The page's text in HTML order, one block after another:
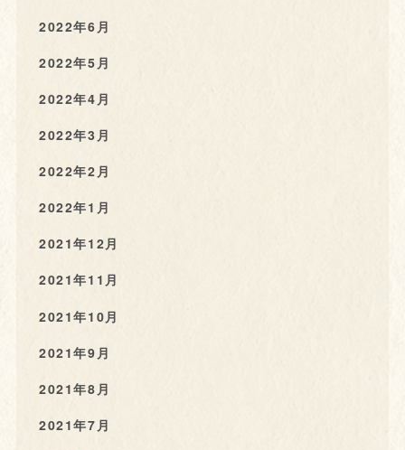
2022年6月
2022年5月
2022年4月
2022年3月
2022年2月
2022年1月
2021年12月
2021年11月
2021年10月
2021年9月
2021年8月
2021年7月